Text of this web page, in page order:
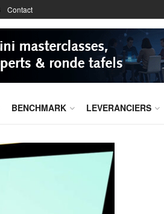
Contact
BENCHMARK LEVERANCIERS